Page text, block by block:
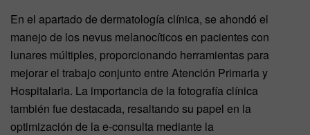
En el apartado de dermatología clínica, se ahondó el
manejo de los nevus melanocíticos en pacientes con
lunares múltiples, proporcionando herramientas para
mejorar el trabajo conjunto entre Atención Primaria y
Hospitalaria. La importancia de la fotografía clínica
también fue destacada, resaltando su papel en la
optimización de la e-consulta mediante la